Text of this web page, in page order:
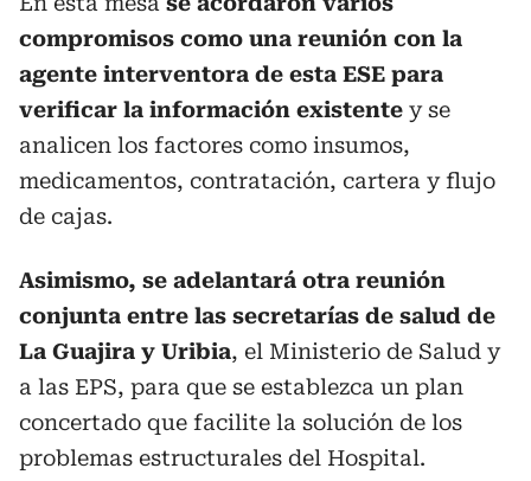
compromisos como una reunión con la
agente interventora de esta ESE para
verificar la información existente y se
analicen los factores como insumos,
medicamentos, contratación, cartera y flujo
de cajas.
Asimismo, se adelantará otra reunión
conjunta entre las secretarías de salud de
La Guajira y Uribia, el Ministerio de Salud y
a las EPS, para que se establezca un plan
concertado que facilite la solución de los
problemas estructurales del Hospital.